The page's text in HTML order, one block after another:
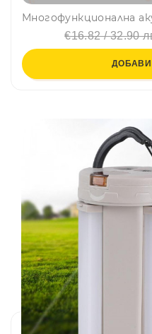
€16.82 / 32.90
ДОБАВИ